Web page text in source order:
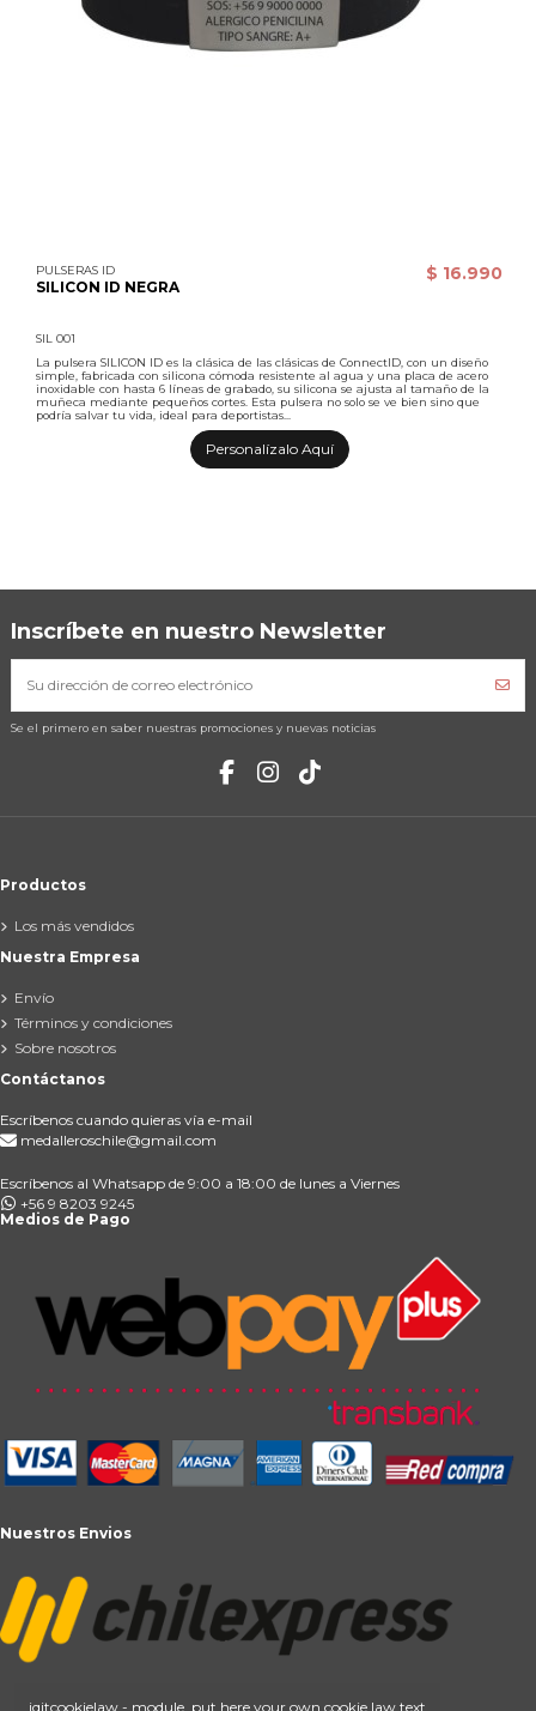
PULSERAS ID
SILICON ID NEGRA
SIL 001
$ 16.990
La pulsera SILICON ID es la clásica de las clásicas de ConnectID, con un diseño
simple, fabricada con silicona cómoda resistente al agua y una placa de acero
inoxidable con hasta 6 líneas de grabado, su silicona se ajusta al tamaño de la
muñeca mediante pequeños cortes. Esta pulsera no solo se ve bien sino que
podría salvar tu vida, ideal para deportistas...
Personalízalo Aquí
Inscríbete en nuestro Newsletter
Se el primero en saber nuestras promociones y nuevas noticias
Productos
Los más vendidos
Nuestra Empresa
Envío
Términos y condiciones
Sobre nosotros
Contáctanos
Escríbenos cuando quieras vía e-mail
medalleroschile@gmail.com
Escríbenos al Whatsapp de 9:00 a 18:00 de lunes a Viernes
+56 9 8203 9245
Medios de Pago
Nuestros Envios
iqitcookielaw - module, put here your own cookie law text